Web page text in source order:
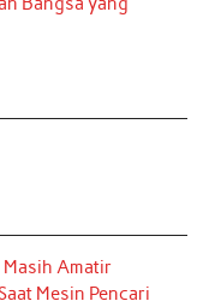
Masih Amatir
Mesin Pencari